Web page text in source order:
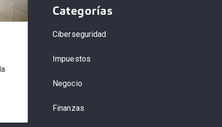
Categorías
Ciberseguridad
Impuestos
Negocio
Finanzas